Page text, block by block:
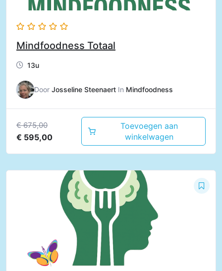
Mindfoodness Totaal
13u
Door Josseline Steenaert In Mindfoodness
€675,00
€ 595,00
Toevoegen aan
winkelwagen